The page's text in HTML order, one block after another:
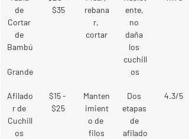
de
Cortar
de
Bambú
Grande
$35
rebana
r,
cortar
ente,
no
daña
los
cuchill
os
Afilado
r de
Cuchill
os
$15 -
$25
Manten
imient
o de
filos
Dos
etapas
de
afilado
4.3/5